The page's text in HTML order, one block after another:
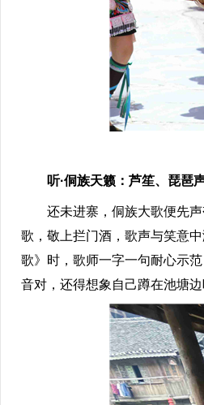
听·侗族天籁：芦笙、琵琶
还未进寨，侗族大歌便先声
歌，敬上拦门酒，歌声与笑意
歌》时，歌师一字一句耐心示
音对，还得想象自己蹲在池塘